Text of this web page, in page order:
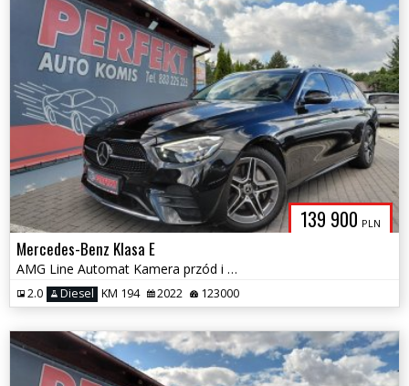
139 900 PLN
Mercedes-Benz Klasa E
AMG Line Automat Kamera przód i tył Full LED
2.0 Diesel KM 194 2022 123000